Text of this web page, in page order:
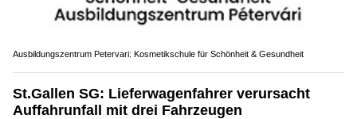
Ausbildungszentrum Petervari: Kosmetikschule für Schönheit & Gesundheit
St.Gallen SG: Lieferwagenfahrer verursacht
Auffahrunfall mit drei Fahrzeugen